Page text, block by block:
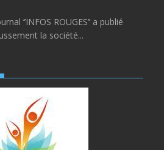
‘’INFOS ROUGES’’ a publié
la société...